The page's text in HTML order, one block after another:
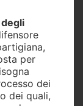
per
dei
dei quali,